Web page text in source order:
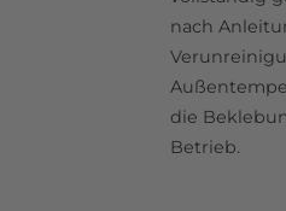
nach
die
Betrieb.